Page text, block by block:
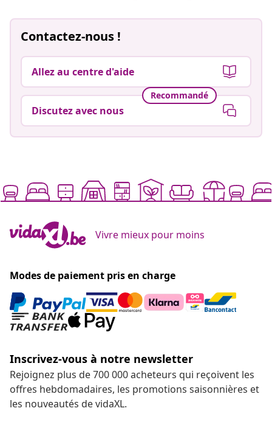
Contactez-nous !
Allez au centre d'aide
Recommandé
Discutez avec nous
Vivre mieux pour moins
Modes de paiement pris en charge
Inscrivez-vous à notre newsletter
Rejoignez plus de 700 000 acheteurs qui reçoivent les
offres hebdomadaires, les promotions saisonnières et
les nouveautés de vidaXL.